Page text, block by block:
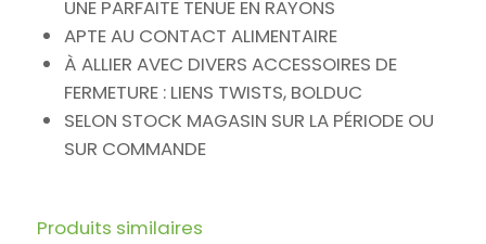
UNE PARFAITE TENUE EN RAYONS
APTE AU CONTACT ALIMENTAIRE
À ALLIER AVEC DIVERS ACCESSOIRES DE
FERMETURE : LIENS TWISTS, BOLDUC
SELON STOCK MAGASIN SUR LA PÉRIODE OU
SUR COMMANDE
Produits similaires